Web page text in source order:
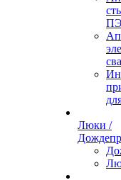
ПЭ
Люки /